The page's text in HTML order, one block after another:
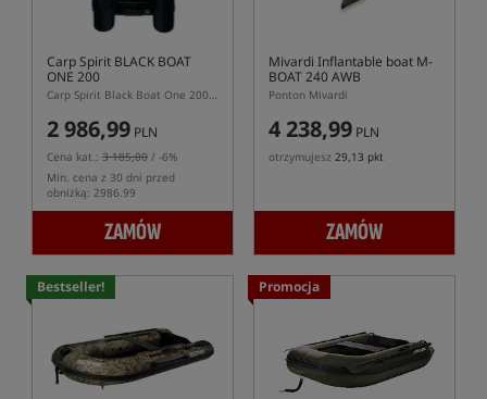
Carp Spirit BLACK BOAT
ONE 200
Carp Spirit Black Boat One 200 – jednoosobowy ponton karpiowy 200 cm
2 986,99 PLN
Cena kat.: 3 185,00 / -6%
Min. cena z 30 dni przed
obniżką: 2986.99
ZAMÓW
Mivardi Inflantable boat M-
BOAT 240 AWB
Ponton Mivardi
4 238,99 PLN
otrzymujesz 29,13 pkt
ZAMÓW
Bestseller! Promocja